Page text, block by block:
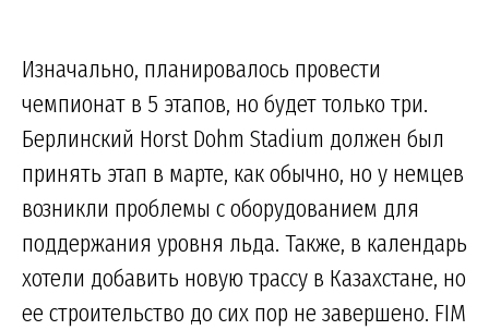
Изначально, планировалось провести
чемпионат в 5 этапов, но будет только три.
Берлинский Horst Dohm Stadium должен был
принять этап в марте, как обычно, но у немцев
возникли проблемы с оборудованием для
поддержания уровня льда. Также, в календарь
хотели добавить новую трассу в Казахстане, но
ее строительство до сих пор не завершено. FIM